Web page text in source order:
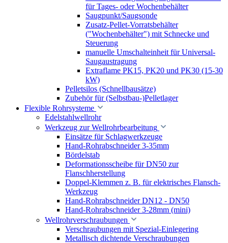
für Tages- oder Wochenbehälter
Saugpunkt/Saugsonde
Zusatz-Pellet-Vorratsbehälter
("Wochenbehälter") mit Schnecke und
Steuerung
manuelle Umschalteinheit für Universal-
Saugaustragung
Extraflame PK15, PK20 und PK30 (15-30
kW)
Pelletsilos (Schnellbausätze)
Zubehör für (Selbstbau-)Pelletlager
Flexible Rohrsysteme
Edelstahlwellrohr
Werkzeug zur Wellrohrbearbeitung
Einsätze für Schlagwerkzeuge
Hand-Rohrabschneider 3-35mm
Bördelstab
Deformationsscheibe für DN50 zur
Flanschherstellung
Doppel-Klemmen z. B. für elektrisches Flansch-
Werkzeug
Hand-Rohrabschneider DN12 - DN50
Hand-Rohrabschneider 3-28mm (mini)
Wellrohrverschraubungen
Verschraubungen mit Spezial-Einlegering
Metallisch dichtende Verschraubungen